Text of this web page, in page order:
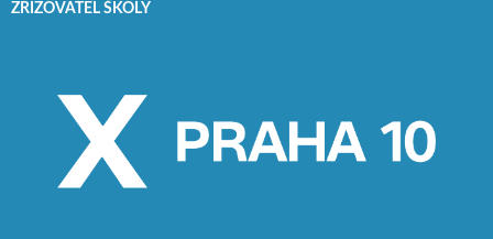
ZŘIZOVATEL ŠKOLY